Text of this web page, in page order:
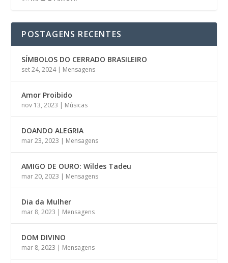
POSTAGENS RECENTES
SÍMBOLOS DO CERRADO BRASILEIRO
set 24, 2024| Mensagens
Amor Proibido
nov 13, 2023 | Músicas
DOANDO ALEGRIA
mar 23, 2023 | Mensagens
AMIGO DE OURO: Wildes Tadeu
mar 20, 2023 | Mensagens
Dia da Mulher
mar 8, 2023 | Mensagens
DOM DIVINO
mar 8, 2023 | Mensagens